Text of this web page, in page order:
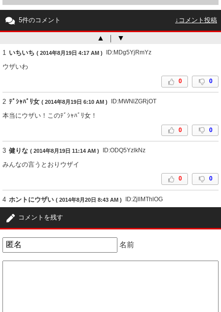
5件のコメント ↓コメント投稿
▲ ｜ ▼
1 いちいち ( 2014年8月19日 4:17 AM ) ID:MDg5YjRmYz
ウザいわ
0 0
2 ﾃﾞｼｬﾊﾞﾘ女 ( 2014年8月19日 6:10 AM ) ID:MWNlZGRjOT
本当にウザい！このﾃﾞｼｬﾊﾞﾘ女！
0 0
3 健りな ( 2014年8月19日 11:14 AM ) ID:ODQ5YzlkNz
みんなの言うとおりウザイ
0 0
4 ホントにウザい ( 2014年8月20日 8:43 AM ) ID:ZjllMThlOG
芸能界の生ゴミ
0 0
モンキー ID:ZTM4ZjU1Yj
納得本当にウザイ！
コメントを残す
名前